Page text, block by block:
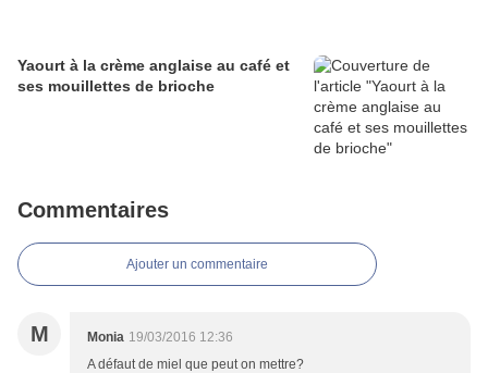
Yaourt à la crème anglaise au café et
ses mouillettes de brioche
Commentaires
Ajouter un commentaire
M Monia 19/03/2016 12:36
A défaut de miel que peut on mettre?